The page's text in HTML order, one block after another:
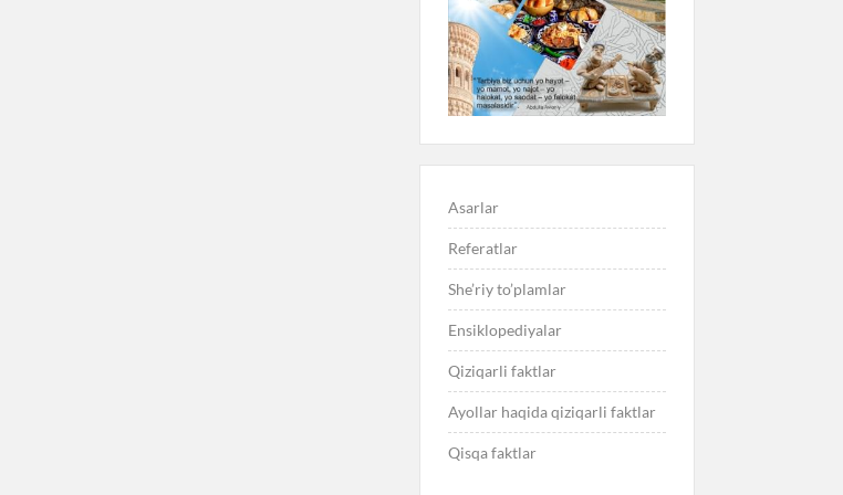
Asarlar
Referatlar
She’riy to’plamlar
Ensiklopediyalar
Qiziqarli faktlar
Ayollar haqida qiziqarli faktlar
Qisqa faktlar